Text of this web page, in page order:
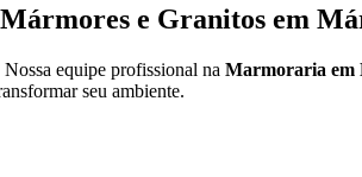
e Granitos em
equipe profissional na Marmoraria em
seu ambiente.